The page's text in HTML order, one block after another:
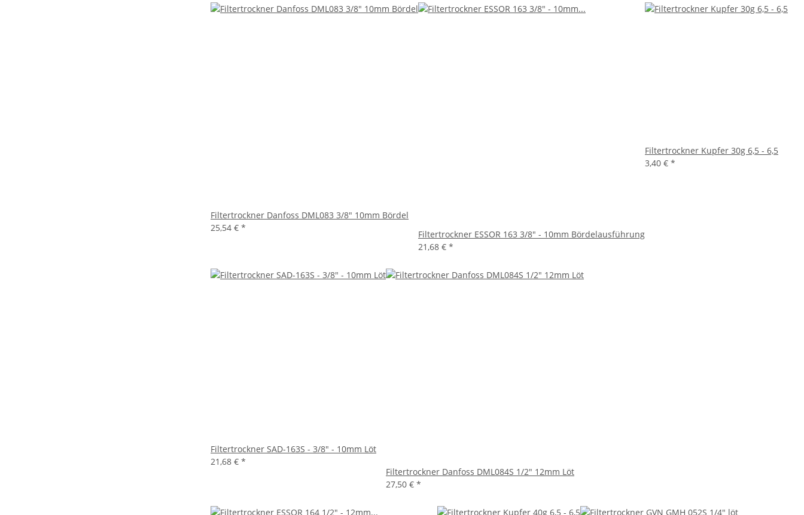
Filtertrockner Danfoss DML083 3/8" 10mm Bördel
25,54 € *
Filtertrockner ESSOR 163 3/8" - 10mm Bördelausführung
21,68 € *
Filtertrockner Kupfer 30g 6,5 - 6,5
3,40 € *
Filtertrockner SAD-163S - 3/8" - 10mm Löt
21,68 € *
Filtertrockner Danfoss DML084S 1/2" 12mm Löt
27,50 € *